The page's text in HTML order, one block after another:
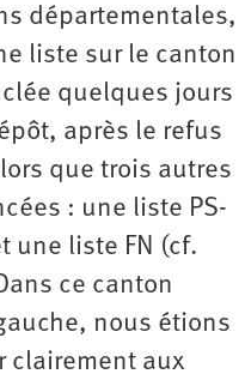
départementales,
liste sur le canton
quelques jours
après le refus
que trois autres
: une liste PS-
une liste FN (cf.
ce canton
nous étions
clairement aux